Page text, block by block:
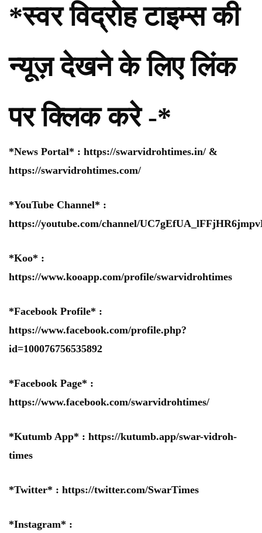
*स्वर विद्रोह टाइम्स की
न्यूज़ देखने के लिए लिंक
पर क्लिक करे -*
*News Portal* : https://swarvidrohtimes.in/ &
https://swarvidrohtimes.com/
*YouTube Channel* :
https://youtube.com/channel/
*Koo* :
https://www.kooapp.com/profile/swarvidrohtimes
*Facebook Profile* :
https://www.facebook.com/profile.php?
id=100076756535892
*Facebook Page* :
https://www.facebook.com/swarvidrohtimes/
*Kutumb App* : https://kutumb.app/swar-vidroh-
times
*Twitter* : https://twitter.com/SwarTimes
*Instagram* :